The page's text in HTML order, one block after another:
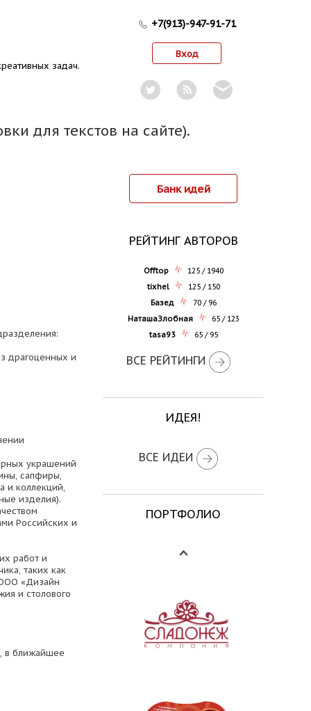
задач.
+7(913)-947-91-71
Вход
для текстов на сайте).
драгоценных и
украшений
сапфиры,
и коллекций,
изделия).
Российских и
работ и
таких как
«Дизайн
и столового
в ближайшее
Банк идей
РЕЙТИНГ АВТОРОВ
Offtop
125 / 1940
tixhel
125 / 150
Базед
70 / 96
НаташаЗлобная
65 / 123
tasa93
65 / 95
ВСЕ РЕЙТИНГИ
ИДЕЯ!
ВСЕ ИДЕИ
ПОРТФОЛИО